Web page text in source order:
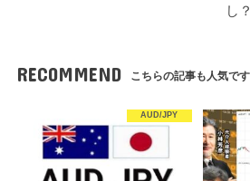
し
RECOMMEND こちらの記事も人気です
AUD/JPY